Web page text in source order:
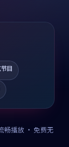
目
畅播放 · 免费无